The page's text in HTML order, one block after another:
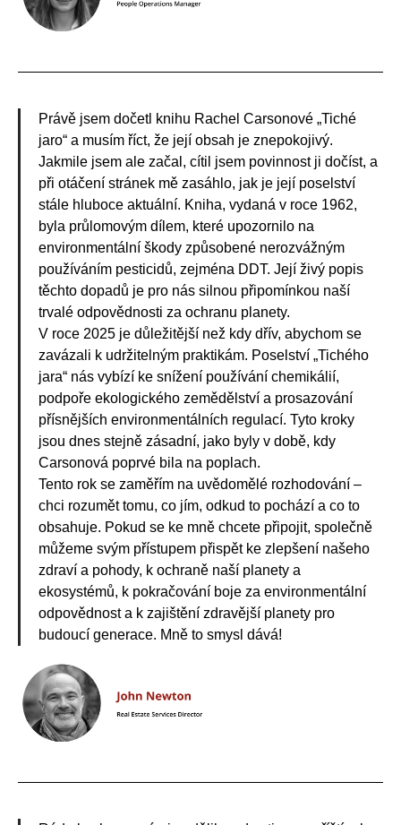
Právě jsem dočetl knihu Rachel Carsonové „Tiché
jaro“ a musím říct, že její obsah je znepokojivý.
Jakmile jsem ale začal, cítil jsem povinnost ji dočíst, a
při otáčení stránek mě zasáhlo, jak je její poselství
stále hluboce aktuální. Kniha, vydaná v roce 1962,
byla průlomovým dílem, které upozornilo na
environmentální škody způsobené nerozvážným
používáním pesticidů, zejména DDT. Její živý popis
těchto dopadů je pro nás silnou připomínkou naší
trvalé odpovědnosti za ochranu planety.
V roce 2025 je důležitější než kdy dřív, abychom se
zavázali k udržitelným praktikám. Poselství „Tichého
jara“ nás vybízí ke snížení používání chemikálií,
podpoře ekologického zemědělství a prosazování
přísnějších environmentálních regulací. Tyto kroky
jsou dnes stejně zásadní, jako byly v době, kdy
Carsonová poprvé bila na poplach.
Tento rok se zaměřím na uvědomělé rozhodování –
chci rozumět tomu, co jím, odkud to pochází a co to
obsahuje. Pokud se ke mně chcete připojit, společně
můžeme svým přístupem přispět ke zlepšení našeho
zdraví a pohody, k ochraně naší planety a
ekosystémů, k pokračování boje za environmentální
odpovědnost a k zajištění zdravější planety pro
budoucí generace. Mně to smysl dává!